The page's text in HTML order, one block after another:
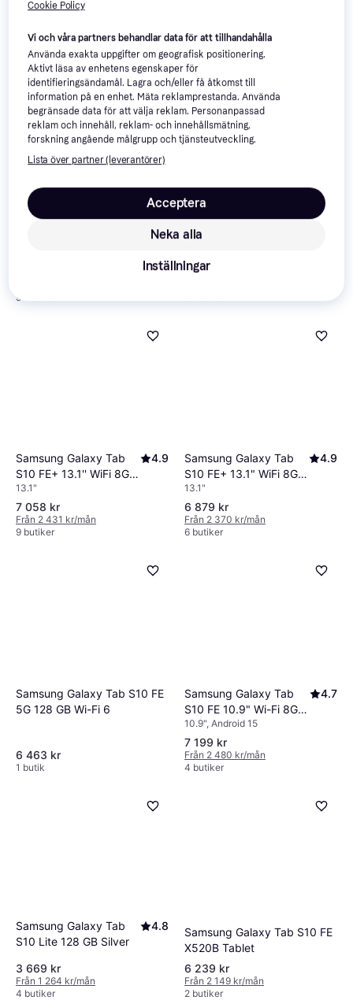
S10 FE 10.9" Wi-Fi 8GB
5 866 kr
Från 2 021 kr/mån
6 butiker
5 441 kr
Från 1 874 kr/mån
3 butiker
Samsung Galaxy Tab S10 FE
9+ butiker
Samsung Galaxy Tab S10
Lite 5G 128GB Korallröd
3 990 kr
Samsung Galaxy Tab
S10 FE+ 13.1'' WiFi 8GB
128GB Blue
4.9
13.1"
7 058 kr
Från 2 431 kr/mån
9 butiker
Samsung Galaxy Tab
S10 FE+ 13.1" WiFi 8GB
128GB Silver
4.9
13.1"
6 879 kr
Från 2 370 kr/mån
6 butiker
Samsung Galaxy Tab S10 FE
5G 128 GB Wi-Fi 6
6 463 kr
1 butik
Samsung Galaxy Tab
S10 FE 10.9" Wi-Fi 8GB
128GB Silver
4.7
10.9", Android 15
7 199 kr
Från 2 480 kr/mån
4 butiker
Samsung Galaxy Tab
S10 Lite 128 GB Silver
4.8
3 669 kr
Från 1 264 kr/mån
4 butiker
Samsung Galaxy Tab S10 FE
X520B Tablet
6 239 kr
Från 2 149 kr/mån
2 butiker
Cookie Policy
Vi och våra partners behandlar data för att tillhandahålla
Använda exakta uppgifter om geografisk positionering.
Aktivt läsa av enhetens egenskaper för
identifieringsändamål. Lagra och/eller få åtkomst till
information på en enhet. Mäta reklamprestanda. Använda
begränsade data för att välja reklam. Personanpassad
reklam och innehåll, reklam- och innehållsmätning,
forskning angående målgrupp och tjänsteutveckling.
Lista över partner (leverantörer)
Neka alla
Acceptera
Inställningar